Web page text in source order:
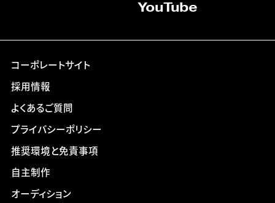
YouTube
コーポレートサイト
採用情報
よくあるご質問
プライバシーポリシー
推奨環境と免責事項
自主制作
オーディション